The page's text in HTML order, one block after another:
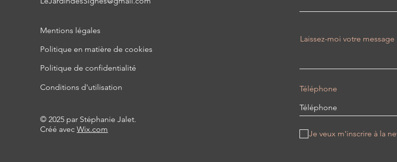
Mentions légales
Politique en matière de cookies
Politique de confidentialité
Conditions d'utilisation
© 2025 par Stéphanie Jalet.
Créé avecWix.com
Laissez-moi votre message
Téléphone
Je veux m'inscrire à la